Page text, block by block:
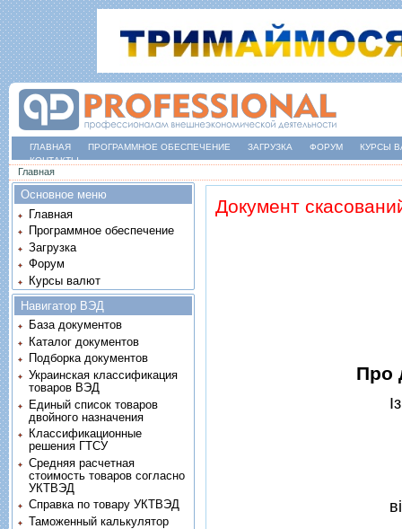
ГЛАВНАЯ ПРОГРАММНОЕ ОБЕСПЕЧЕНИЕ ЗАГРУЗКА ФОРУМ
КУРСЫ
КОНТАКТЫ
Вы здесь
Главная
Документ
Про
Основное меню
Главная
Программное обеспечение
Загрузка
Форум
Курсы валют
Навигатор ВЭД
База документов
Каталог документов
Подборка документов
Украинская классификация
товаров ВЭД
Единый список товаров
двойного назначения
Классификационные
решения ГТСУ
Средняя расчетная
стоимость товаров согласно
УКТВЭД
Справка по товару УКТВЭД
Таможенный калькулятор